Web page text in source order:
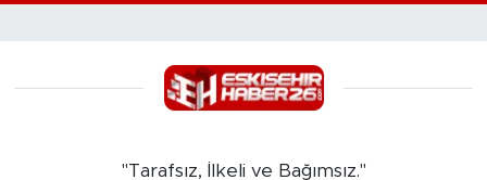
"Tarafsız, İlkeli ve Bağımsız."